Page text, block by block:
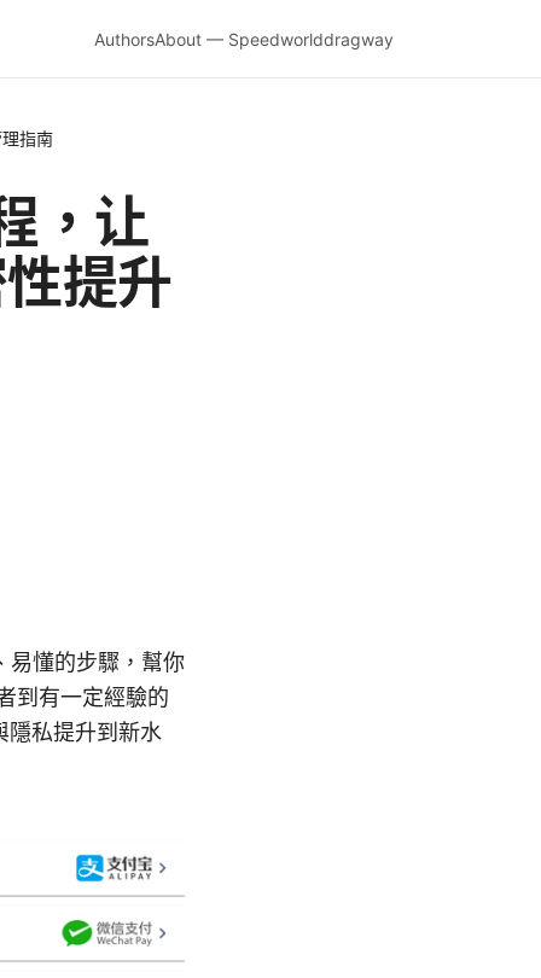
AuthorsAbout — Speedworlddragway
指南
，让
提升
易懂的步驟，幫你
到有一定經驗的
隱私提升到新水